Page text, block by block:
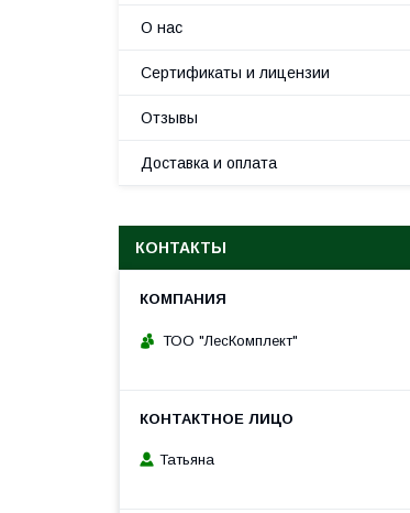
О нас
Сертификаты и лицензии
Отзывы
Доставка и оплата
КОНТАКТЫ
ТОО "ЛесКомплект"
Татьяна